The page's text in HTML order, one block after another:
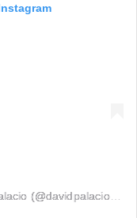
Una publicación compartida de David Palacio (@davidpalacio91)